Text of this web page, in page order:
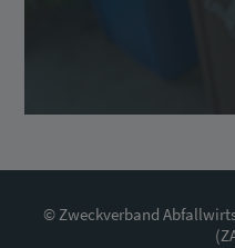
© Zweckverband